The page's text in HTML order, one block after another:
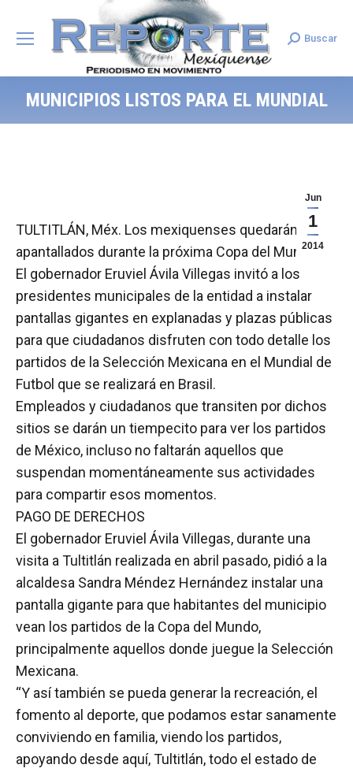
Search:
Buscar
MUNICIPIOS LISTOS PARA EL MUNDIAL
Jun
1
2014
TULTITLÁN, Méx. Los mexiquenses quedarán
apantallados durante la próxima Copa del Mundo.
El gobernador Eruviel Ávila Villegas invitó a los
presidentes municipales de la entidad a instalar
pantallas gigantes en explanadas y plazas públicas
para que ciudadanos disfruten con todo detalle los
partidos de la Selección Mexicana en el Mundial de
Futbol que se realizará en Brasil.
Empleados y ciudadanos que transiten por dichos
sitios se darán un tiempecito para ver los partidos
de México, incluso no faltarán aquellos que
suspendan momentáneamente sus actividades
para compartir esos momentos.
PAGO DE DERECHOS
El gobernador Eruviel Ávila Villegas, durante una
visita a Tultitlán realizada en abril pasado, pidió a la
alcaldesa Sandra Méndez Hernández instalar una
pantalla gigante para que habitantes del municipio
vean los partidos de la Copa del Mundo,
principalmente aquellos donde juegue la Selección
Mexicana.
“Y así también se pueda generar la recreación, el
fomento al deporte, que podamos estar sanamente
conviviendo en familia, viendo los partidos,
apoyando desde aquí, Tultitlán, todo el estado de